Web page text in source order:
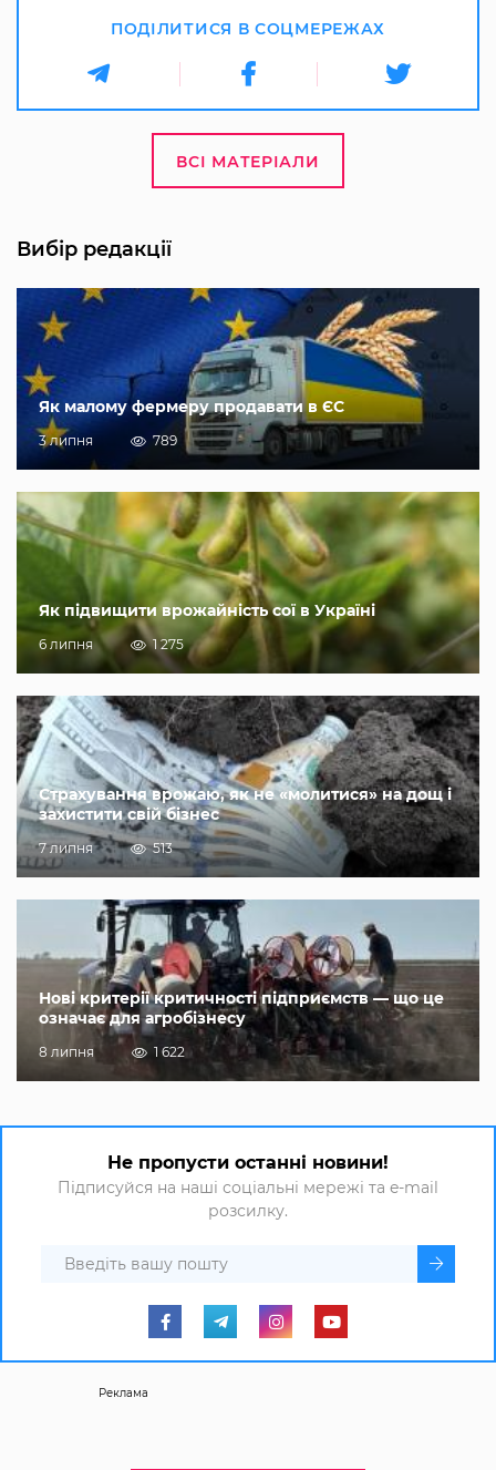
ПОДІЛИТИСЯ В СОЦМЕРЕЖАХ
ВСІ МАТЕРІАЛИ
Вибір редакції
Як малому фермеру продавати в ЄС
3 липня 789
Як підвищити врожайність сої в Україні
6 липня 1 275
Страхування врожаю, як не «молитися» на дощ і
захистити свій бізнес
7 липня 513
Нові критерії критичності підприємств — що це
означає для агробізнесу
8 липня 1 622
Не пропусти останні новини!
Підписуйся на наші соціальні мережі та e-mail
розсилку.
Реклама